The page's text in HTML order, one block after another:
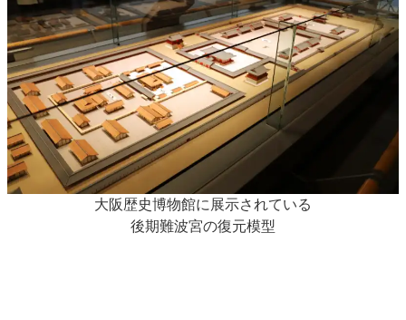
大阪歴史博物館に展示されている
後期難波宮の復元模型